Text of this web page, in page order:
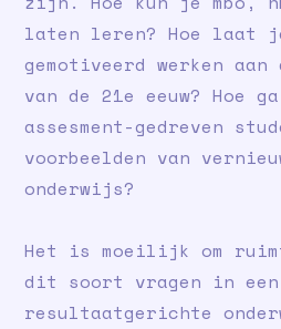
laten leren? Hoe laat
gemotiveerd werken
van de 21e eeuw? Hoe
assesment-gedreven
voorbeelden van
onderwijs?
Het is moeilijk om
dit soort vragen in een
resultaatgerichte